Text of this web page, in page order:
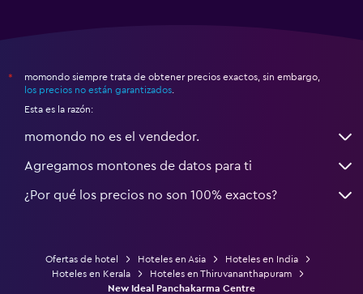
*
momondo siempre trata de obtener precios exactos, sin embargo,
los precios no están garantizados
Esta es la razón:
momondo no es el vendedor.
Agregamos montones de datos para ti
¿Por qué los precios no son 100% exactos?
Ofertas de hotel Hoteles en Asia
Hoteles en India
Hoteles en Kerala
Hoteles en Thiruvananthapuram
New Ideal Panchakarma Centre